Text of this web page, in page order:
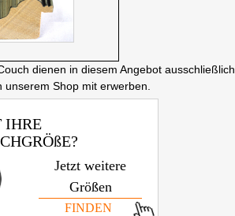
dienen in diesem Angebot ausschließlich
Shop mit erwerben.
IHRE
Jetzt weitere
Größen
FINDEN